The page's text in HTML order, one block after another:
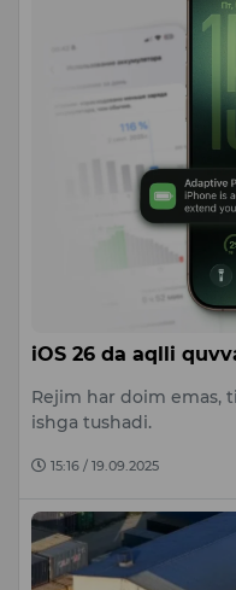
iOS 26 da aqlli
Rejim har doim emas,
ishga tushadi.
15:16 / 19.09.2025